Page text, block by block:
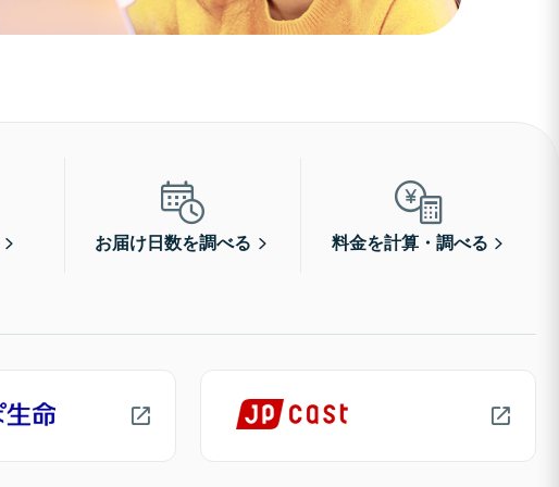
お届け日数を調べる 料金を計算・調べる